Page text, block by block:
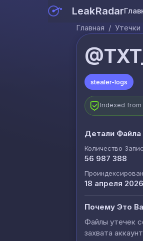
LeakRadar
Главная / Утечки
stealer-logs
Indexed
Детали Файла
Количество
56 987 388
Проиндексирован
18 апреля
Почему Это
Файлы утечек
захвата